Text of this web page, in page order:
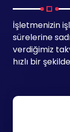
İşletmenizin
sürelerine
verdiğimiz
hızlı bir